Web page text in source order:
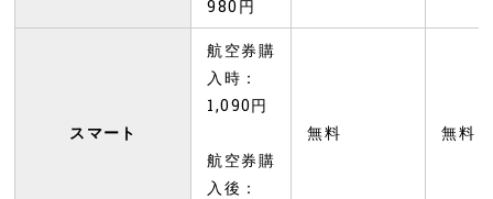
980円
スマート
航空券購
入時：
1,090円
航空券購
入後：
無料 無料